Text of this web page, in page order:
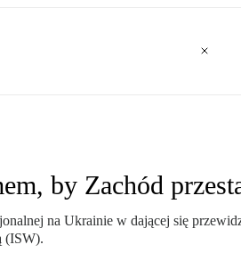
by Zachód
na Ukrainie w dającej się
(ISW).